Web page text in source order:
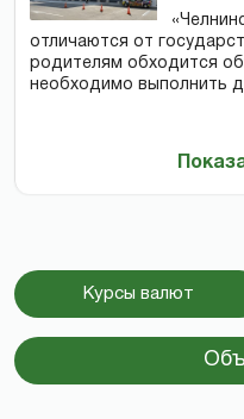
отличаются от
родителям обходится
необходимо выполнить
Курсы валют